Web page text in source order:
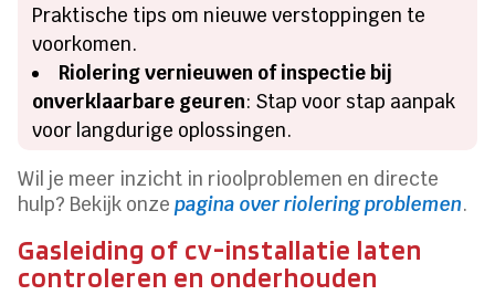
Praktische tips om nieuwe verstoppingen te
voorkomen.
Riolering vernieuwen of inspectie bij
onverklaarbare geuren: Stap voor stap aanpak
voor langdurige oplossingen.
Wil je meer inzicht in rioolproblemen en directe
hulp? Bekijk onzepagina over riolering problemen.
Gasleiding of cv-installatie laten
controleren en onderhouden